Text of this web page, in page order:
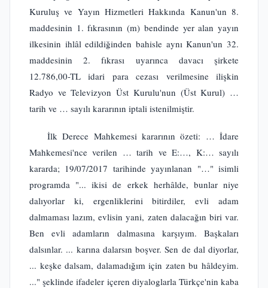
Kuruluş ve Yayın Hizmetleri Hakkında Kanun'un 8.
maddesinin 1. fıkrasının (m) bendinde yer alan yayın
ilkesinin ihlâl edildiğinden bahisle aynı Kanun'un 32.
maddesinin 2. fıkrası uyarınca davacı şirkete
12.786,00-TL idari para cezası verilmesine ilişkin
Radyo ve Televizyon Üst Kurulu'nun (Üst Kurul) …
tarih ve … sayılı kararının iptali istenilmiştir.
İlk Derece Mahkemesi kararının özeti: … İdare
Mahkemesi'nce verilen … tarih ve E:…, K:… sayılı
kararda; 19/07/2017 tarihinde yayınlanan "…" isimli
programda "... ikisi de erkek herhâlde, bunlar niye
dalıyorlar ki, ergenliklerini bitirdiler, evli adam
dalmaması lazım, evlisin yani, zaten dalacağın biri var.
Ben evli adamların dalmasına karşıyım. Başkaları
dalsınlar. ... karına dalarsın boşver. Sen de dal diyorlar,
... keşke dalsam, dalamadığım için zaten bu hâldeyim.
..." şeklinde ifadeler içeren diyaloglarla Türkçe'nin kaba